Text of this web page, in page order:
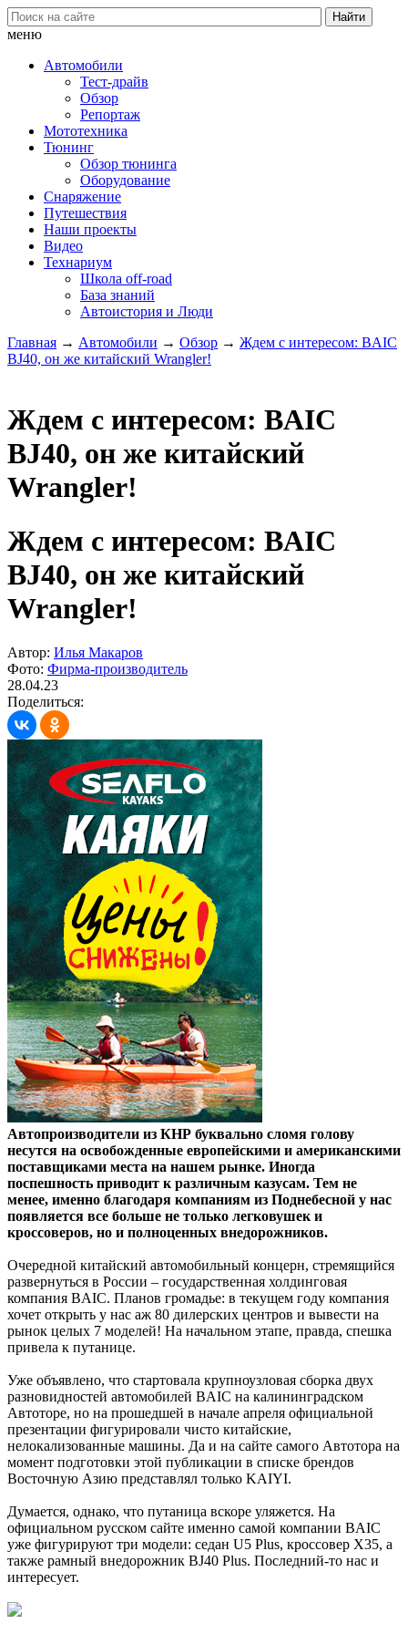
меню
Автомобили
Тест-драйв
Обзор
Репортаж
Мототехника
Тюнинг
Обзор тюнинга
Оборудование
Снаряжение
Путешествия
Наши проекты
Видео
Технариум
Школа off-road
База знаний
Автоистория и Люди
Главная → Автомобили → Обзор → Ждем с интересом: BAIC
BJ40, он же китайский Wrangler!
Ждем с интересом: BAIC
BJ40, он же китайский
Wrangler!
Ждем с интересом: BAIC
BJ40, он же китайский
Wrangler!
Автор: Илья Макаров
Фото: Фирма-производитель
28.04.23
Поделиться:
Автопроизводители из КНР буквально сломя голову
несутся на освобожденные европейскими и американскими
поставщиками места на нашем рынке. Иногда
поспешность приводит к различным казусам. Тем не
менее, именно благодаря компаниям из Поднебесной у нас
появляется все больше не только легковушек и
кроссоверов, но и полноценных внедорожников.
Очередной китайский автомобильный концерн, стремящийся
развернуться в России – государственная холдинговая
компания BAIC. Планов громадье: в текущем году компания
хочет открыть у нас аж 80 дилерских центров и вывести на
рынок целых 7 моделей! На начальном этапе, правда, спешка
привела к путанице.
Уже объявлено, что стартовала крупноузловая сборка двух
разновидностей автомобилей BAIC на калининградском
Автоторе, но на прошедшей в начале апреля официальной
презентации фигурировали чисто китайские,
нелокализованные машины. Да и на сайте самого Автотора на
момент подготовки этой публикации в списке брендов
Восточную Азию представлял только KAIYI.
Думается, однако, что путаница вскоре уляжется. На
официальном русском сайте именно самой компании BAIC
уже фигурируют три модели: седан U5 Plus, кроссовер X35, а
также рамный внедорожник BJ40 Plus. Последний-то нас и
интересует.